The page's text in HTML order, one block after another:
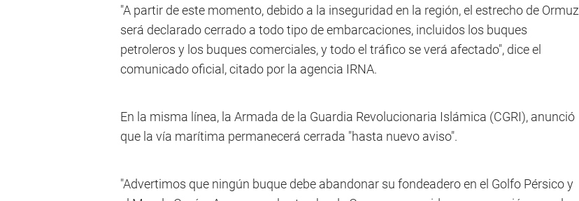
"A partir de este momento, debido a la inseguridad en la región, el estrecho de Ormuz
será declarado cerrado a todo tipo de embarcaciones, incluidos los buques
petroleros y los buques comerciales, y todo el tráfico se verá afectado", dice el
comunicado oficial, citado por la agencia IRNA.
En la misma línea, la Armada de la Guardia Revolucionaria Islámica (CGRI), anunció
que la vía marítima permanecerá cerrada "hasta nuevo aviso".
"Advertimos que ningún buque debe abandonar su fondeadero en el Golfo Pérsico y